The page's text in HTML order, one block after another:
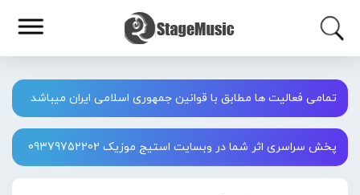
تمامی فعالیت ها مطابق با قوانین جمهوری اسلامی ایران میباشد
پخش سراسری اثر شما در وبسایت استیج موزیک 09379752202